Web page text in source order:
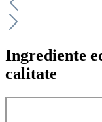
Ingrediente
calitate